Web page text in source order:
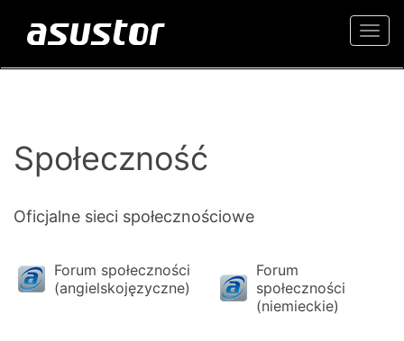
Społeczność
Oficjalne sieci społecznościowe
Forum społeczności
(angielskojęzyczne)
Forum
społeczności
(niemieckie)